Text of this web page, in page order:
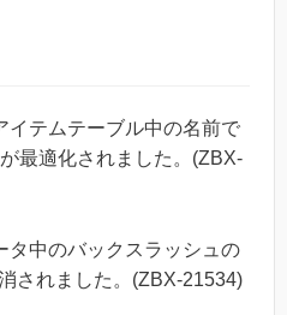
イテムテーブル中の名前で
最適化されました。(ZBX-
タ中のバックスラッシュの
されました。(ZBX-21534)